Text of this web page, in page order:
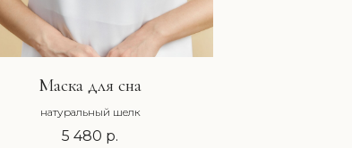
Маска для сна
натуральный шелк
5 480 р.